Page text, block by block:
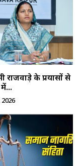
राजवाड़े के प्रयासों से